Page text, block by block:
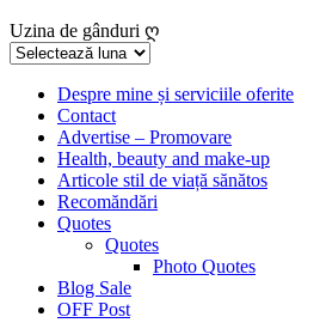
Uzina de gânduri ღ
Uzina
gânduriDespre mine și serviciile oferite
Contact
Advertise – Promovare
Health, beauty and make-up
Articole stil de viață sănătos
Recomăndări
Quotes
Quotes
Photo Quotes
Blog Sale
OFF Post